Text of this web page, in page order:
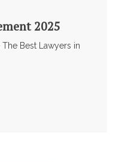
2025
The Best Lawyers in